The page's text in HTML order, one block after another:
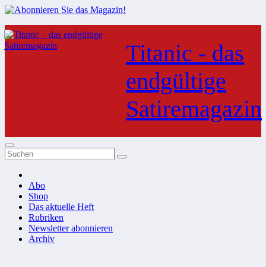
Zum
Inhalt
springen
Titanic - das
endgültige
Satiremagazin
Abo
Shop
Das aktuelle Heft
Rubriken
Newsletter abonnieren
Archiv